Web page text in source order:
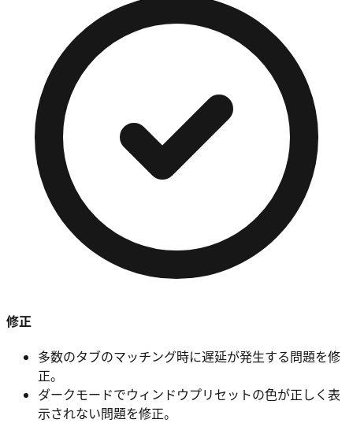
修正
多数のタブのマッチング時に遅延が発生する問題を修
正。
ダークモードでウィンドウプリセットの色が正しく表
示されない問題を修正。